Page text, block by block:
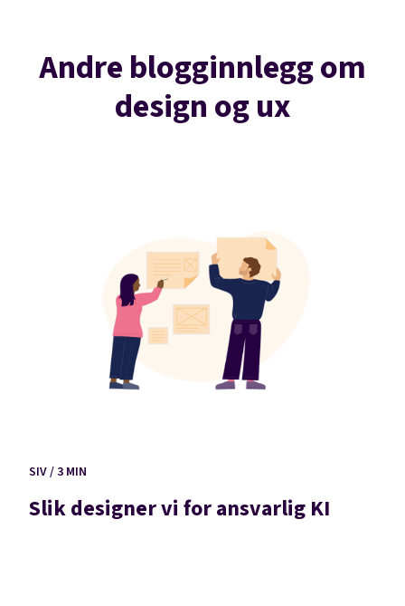
Andre blogginnlegg om
design og ux
SIV / 3 MIN
Slik designer vi for ansvarlig KI